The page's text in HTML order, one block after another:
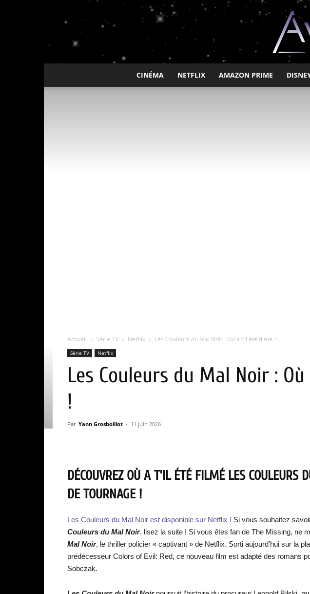
CINÉMA NETFLIX AMAZON PRIME
Accueil Série TV Netflix Les Couleurs du Mal Noir : Où a t’il été filmé ?...
Série TV Netflix
Les Couleurs du Mal Noir :
!
Par Yann Grosboillot - 11 juin 2026
DÉCOUVREZ OÙ A T’IL ÉTÉ FILMÉ LES COULEURS
DE TOURNAGE !
Les Couleurs du Mal Noir est disponible sur Netflix ! Si vous souhaitez
Couleurs du Mal Noir, lisez la suite ! Si vous êtes fan de The Missing, ne
Mal Noir, le thriller policier « captivant » de Netflix. Sorti aujourd’hui sur la
prédécesseur Colors of Evil: Red, ce nouveau film est adapté des romans
Sobczak.